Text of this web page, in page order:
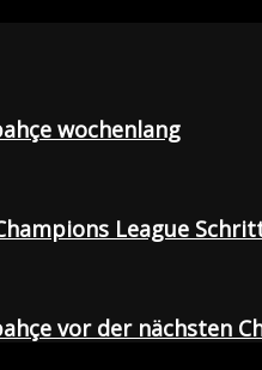
wochenlang
League
vor der nächsten